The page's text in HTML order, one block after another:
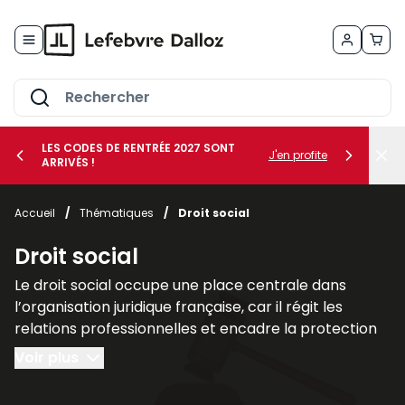
le sous-menu Vos métiers
le sous-menu Vos besoins
LES CODES DE RENTRÉE 2027 SONT
ARRIVÉS !
J'en profite
Accueil / Thématiques / Droit social
Droit social
Le droit social occupe une place centrale dans
l’organisation juridique française, car il régit les
relations professionnelles et encadre la protection
des individus dans le cadre du travail. Il regroupe
l’ensemble des règles destinées à assurer l’équilibre